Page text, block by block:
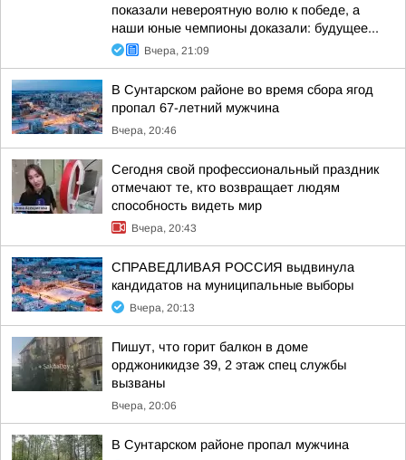
показали невероятную волю к победе, а
наши юные чемпионы доказали: будущее...
Вчера, 21:09
В Сунтарском районе во время сбора ягод
пропал 67-летний мужчина
Вчера, 20:46
Сегодня свой профессиональный праздник
отмечают те, кто возвращает людям
способность видеть мир
Вчера, 20:43
СПРАВЕДЛИВАЯ РОССИЯ выдвинула
кандидатов на муниципальные выборы
Вчера, 20:13
Пишут, что горит балкон в доме
орджоникидзе 39, 2 этаж спец службы
вызваны
Вчера, 20:06
В Сунтарском районе пропал мужчина